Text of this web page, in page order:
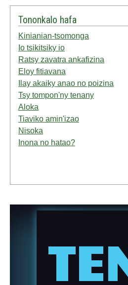
Tononkalo hafa
Kinianian-tsomonga
Io tsikitsiky io
Ratsy zavatra ankafizina
Eloy fitiavana
Ilay akaiky anao no poizina
Tsy tompon'ny tenany
Aloka
Tiaviko amin'izao
Nisoka
Inona no hatao?